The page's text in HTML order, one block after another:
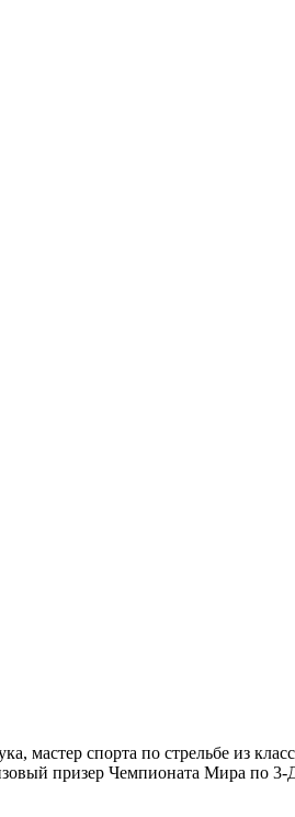
мастер спорта по стрельбе из
призер Чемпионата Мира по 3-